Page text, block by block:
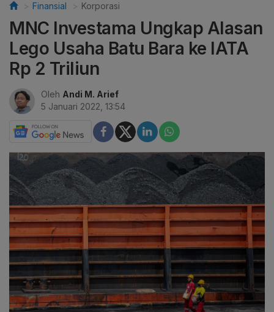
Finansial Korporasi
MNC Investama Ungkap Alasan
Lego Usaha Batu Bara ke IATA
Rp 2 Triliun
Oleh Andi M. Arief
5 Januari 2022, 13:54